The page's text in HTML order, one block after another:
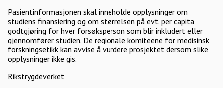
Pasientinformasjonen skal inneholde opplysninger om
studiens finansiering og om størrelsen på evt. per capita
godtgjøring for hver forsøksperson som blir inkludert eller
gjennomfører studien. De regionale komiteene for medisinsk
forskningsetikk kan avvise å vurdere prosjektet dersom slike
opplysninger ikke gis.
Rikstrygdeverket